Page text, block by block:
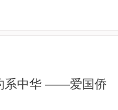
系中华 ——爱国侨